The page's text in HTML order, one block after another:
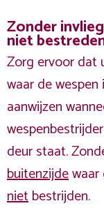
Zonder
niet
Zorg ervoor dat
waar de
aanwijzen
deur staat.
buitenzijdewaar
nietbestrijden.